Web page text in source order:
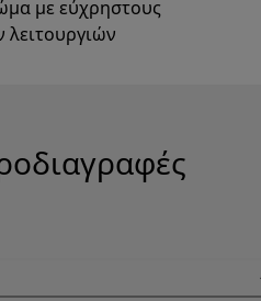
με εύχρηστους
λειτουργιών